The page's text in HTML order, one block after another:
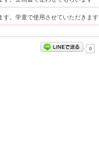
す。学童で使用させていただきます
0